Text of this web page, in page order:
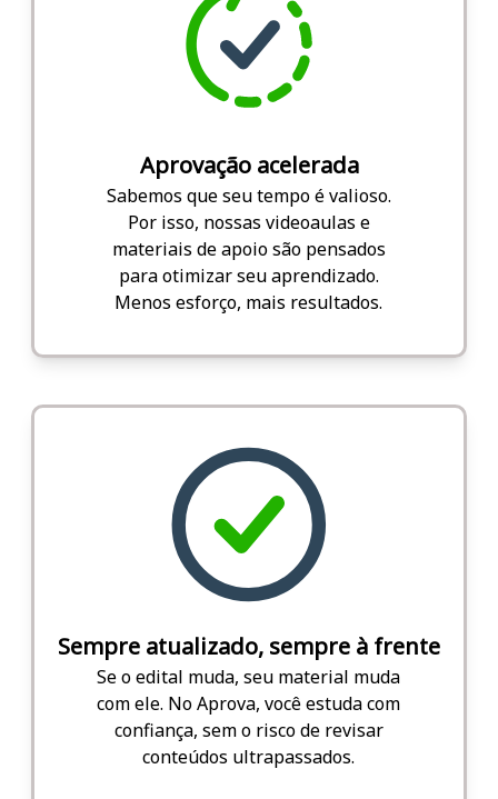
Aprovação acelerada
Sabemos que seu tempo é valioso.
Por isso, nossas videoaulas e
materiais de apoio são pensados
para otimizar seu aprendizado.
Menos esforço, mais resultados.
Sempre atualizado, sempre à frente
Se o edital muda, seu material muda
com ele. No Aprova, você estuda com
confiança, sem o risco de revisar
conteúdos ultrapassados.